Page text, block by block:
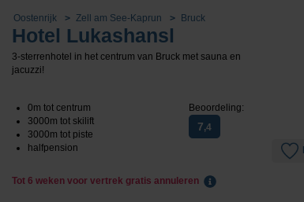
Oostenrijk Zell am See-Kaprun Bruck
Hotel Lukashansl
3-sterrenhotel in het centrum van Bruck met sauna en
jacuzzi!
0m tot centrum
3000m tot skilift
3000m tot piste
halfpension
Beoordeling:
7,4
Tot 6 weken voor vertrek gratis annuleren